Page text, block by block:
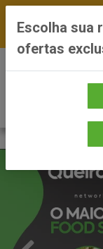
*Preços
Escolha sua
ofertas